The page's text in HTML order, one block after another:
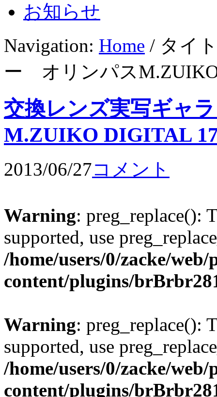
お知らせ
Navigation: Home / タイ
ー オリンパスM.ZUIKO
交換レンズ実写ギャ
M.ZUIKO DIGITAL
2013/06/27コメント
Warning: preg_replace():
supported, use
/home/users/0/zacke/
content/plugins/
Warning: preg_replace():
supported, use
/home/users/0/zacke/
content/plugins/